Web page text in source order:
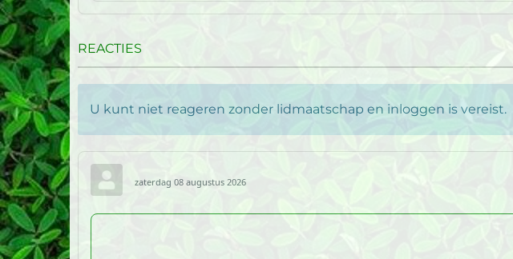
REACTIES
U kunt niet reageren zonder lidmaatschap en inloggen is vereist.
zaterdag 08 augustus 2026